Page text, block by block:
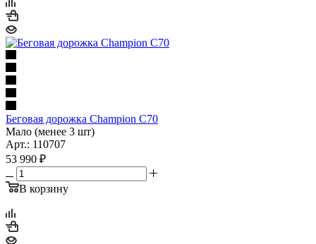
Беговая дорожка Champion C70
Мало (менее 3 шт)
Арт.: 110707
53 990 ₽
В корзину